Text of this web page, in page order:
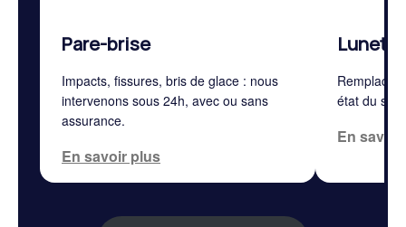
Pare-brise
Impacts, fissures, bris de glace : nous
intervenons sous 24h, avec ou sans
assurance.
En savoir plus
état du
En